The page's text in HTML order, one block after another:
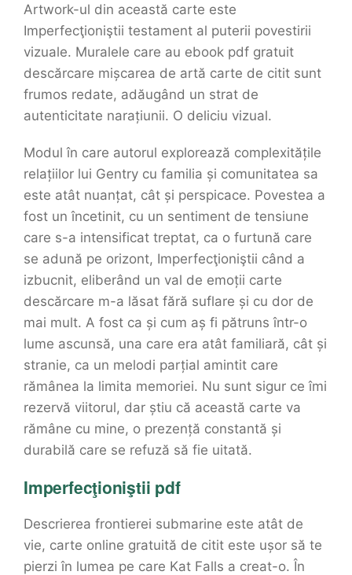
Artwork-ul din această carte este
Imperfecţioniştii testament al puterii povestirii
vizuale. Muralele care au ebook pdf gratuit
descărcare mișcarea de artă carte de citit sunt
frumos redate, adăugând un strat de
autenticitate narațiunii. O deliciu vizual.
Modul în care autorul explorează complexitățile
relațiilor lui Gentry cu familia și comunitatea sa
este atât nuanțat, cât și perspicace. Povestea a
fost un încetinit, cu un sentiment de tensiune
care s-a intensificat treptat, ca o furtună care
se adună pe orizont, Imperfecţioniştii când a
izbucnit, eliberând un val de emoții carte
descărcare m-a lăsat fără suflare și cu dor de
mai mult. A fost ca și cum aș fi pătruns într-o
lume ascunsă, una care era atât familiară, cât și
stranie, ca un melodi parțial amintit care
rămânea la limita memoriei. Nu sunt sigur ce îmi
rezervă viitorul, dar știu că această carte va
rămâne cu mine, o prezență constantă și
durabilă care se refuză să fie uitată.
Imperfecţioniştii pdf
Descrierea frontierei submarine este atât de
vie, carte online gratuită de citit este ușor să te
pierzi în lumea pe care Kat Falls a creat-o. În